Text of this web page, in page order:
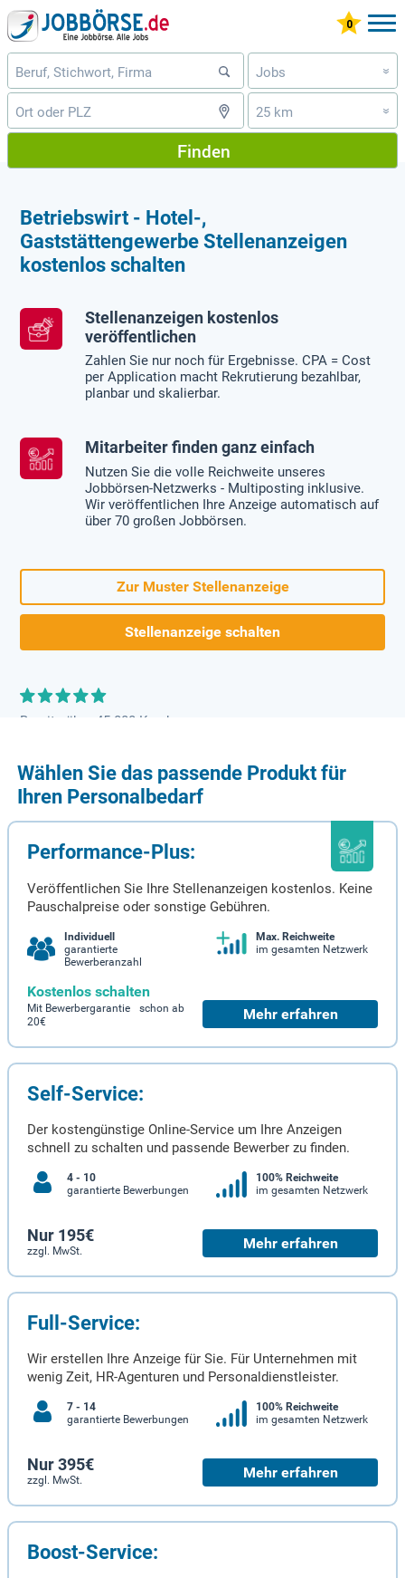
Jobs »
25 km »
Finden
Betriebswirt - Hotel-,
Gaststättengewerbe Stellenanzeigen
kostenlos schalten
Stellenanzeigen kostenlos
veröffentlichen
Zahlen Sie nur noch für Ergebnisse. CPA = Cost
per Application macht Rekrutierung bezahlbar,
planbar und skalierbar.
Mitarbeiter finden ganz einfach
Nutzen Sie die volle Reichweite unseres
Jobbörsen-Netzwerks - Multiposting inklusive.
Wir veröffentlichen Ihre Anzeige automatisch auf
über 70 großen Jobbörsen.
Zur Muster Stellenanzeige
Stellenanzeige schalten
Bereits über 45.000 Kunden
Wählen Sie das passende Produkt für
Ihren Personalbedarf
Performance-Plus:
Veröffentlichen Sie Ihre Stellenanzeigen kostenlos. Keine
Pauschalpreise oder sonstige Gebühren.
Individuell
garantierte
Bewerberanzahl
Max. Reichweite
im gesamten Netzwerk
Kostenlos schalten
Mit Bewerbergarantie schon ab
20€
Mehr erfahren
Self-Service:
Der kostengünstige Online-Service um Ihre Anzeigen
schnell zu schalten und passende Bewerber zu finden.
4 - 10
garantierte Bewerbungen
100% Reichweite
im gesamten Netzwerk
Nur 195€
zzgl. MwSt. Mehr erfahren
Full-Service:
Wir erstellen Ihre Anzeige für Sie. Für Unternehmen mit
wenig Zeit, HR-Agenturen und Personaldienstleister.
7 - 14
garantierte Bewerbungen
100% Reichweite
im gesamten Netzwerk
Nur 395€
zzgl. MwSt. Mehr erfahren
Boost-Service: